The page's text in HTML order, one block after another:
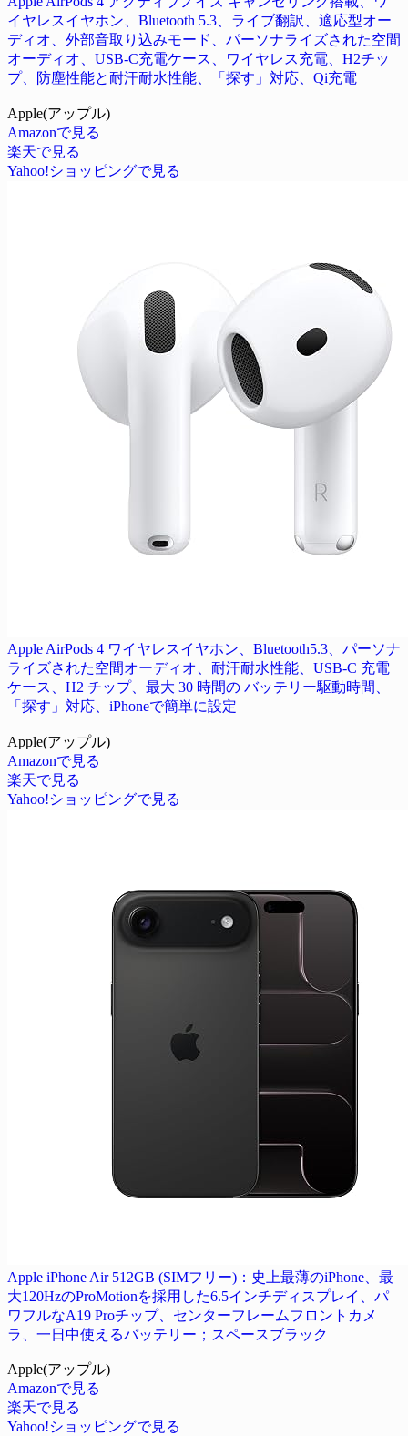
イヤレスイヤホン、Bluetooth 5.3、ライブ翻訳、適応型オー
ディオ、外部音取り込みモード、パーソナライズされた空間
オーディオ、USB-C充電ケース、ワイヤレス充電、H2チッ
プ、防塵性能と耐汗耐水性能、「探す」対応、Qi充電
Apple(アップル)
Amazonで見る
楽天で見る
Yahoo!ショッピングで見る
Apple AirPods 4 ワイヤレスイヤホン、Bluetooth5.3、パーソナ
ライズされた空間オーディオ、耐汗耐水性能、USB-C 充電
ケース、H2 チップ、最大 30 時間の バッテリー駆動時間、
「探す」対応、iPhoneで簡単に設定
Apple(アップル)
Amazonで見る
楽天で見る
Yahoo!ショッピングで見る
Apple iPhone Air 512GB (SIMフリー)：史上最薄のiPhone、最
大120HzのProMotionを採用した6.5インチディスプレイ、パ
ワフルなA19 Proチップ、センターフレームフロントカメ
ラ、一日中使えるバッテリー；スペースブラック
Apple(アップル)
Amazonで見る
楽天で見る
Yahoo!ショッピングで見る